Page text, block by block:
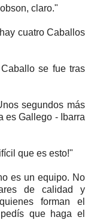
claro."
cuatro Caballos
se fue tras
segundos más
es Gallego - Ibarra
que es esto!"
es un equipo. No
de calidad y
forman el
que haga el